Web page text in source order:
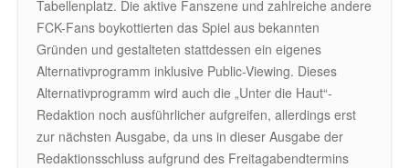
Tabellenplatz. Die aktive Fanszene und zahlreiche andere
FCK-Fans boykottierten das Spiel aus bekannten
Gründen und gestalteten stattdessen ein eigenes
Alternativprogramm inklusive Public-Viewing. Dieses
Alternativprogramm wird auch die „Unter die Haut“-
Redaktion noch ausführlicher aufgreifen, allerdings erst
zur nächsten Ausgabe, da uns in dieser Ausgabe der
Redaktionsschluss aufgrund des Freitagabendtermins